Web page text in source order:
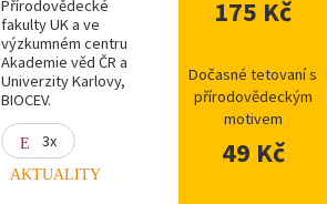
Přírodovědecké
fakulty UK a ve
výzkumném centru
Akademie věd ČR a
Univerzity Karlovy,
BIOCEV.
3x
AKTUALITY
175 Kč
Dočasné tetovaní s
přírodovědeckým
motivem
49 Kč